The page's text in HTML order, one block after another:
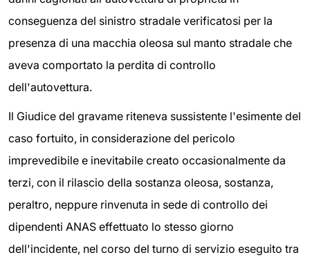
conseguenza del sinistro stradale verificatosi per la
presenza di una macchia oleosa sul manto stradale che
aveva comportato la perdita di controllo
dell'autovettura.
Il Giudice del gravame riteneva sussistente l'esimente del
caso fortuito, in considerazione del pericolo
imprevedibile e inevitabile creato occasionalmente da
terzi, con il rilascio della sostanza oleosa, sostanza,
peraltro, neppure rinvenuta in sede di controllo dei
dipendenti ANAS effettuato lo stesso giorno
dell'incidente, nel corso del turno di servizio eseguito tra